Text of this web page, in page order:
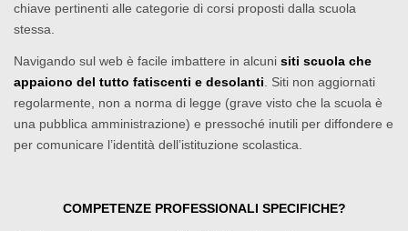
chiave pertinenti alle categorie di corsi proposti dalla scuola
stessa.
Navigando sul web è facile imbattere in alcuni siti scuola che
appaiono del tutto fatiscenti e desolanti . Siti non aggiornati
regolarmente, non a norma di legge (grave visto che la scuola è
una pubblica amministrazione) e pressoché inutili per diffondere e
per comunicare l’identità dell’istituzione scolastica.
COMPETENZE PROFESSIONALI SPECIFICHE?